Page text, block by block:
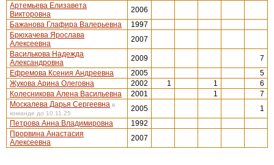
Артемьева Елизавета
Викторовна
2006
Бажанова Глафира Валерьевна
1997
Брюхачева Ярослава
Алексеевна
2007
Василькова Надежда
Александровна
2009
7
Ефремова Ксения Андреевна
2005
5
Жукова Арина Олеговна
2002 1 1
6
Колесникова Алена Васильевна
2001 1
7
Москалева Дарья Сергеевна в
команде до 10.11.25
2005
1
Петрова Анна Владимировна
1992
Прорвина Анастасия
Алексеевна
2007